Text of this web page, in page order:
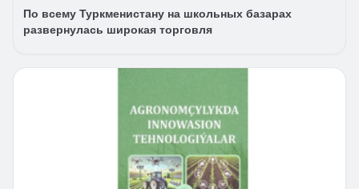
По всему Туркменистану на школьных базарах
развернулась широкая торговля